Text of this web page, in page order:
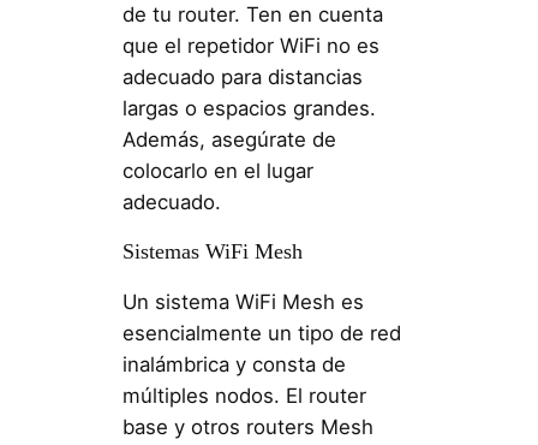
de tu router. Ten en cuenta
que el repetidor WiFi no es
adecuado para distancias
largas o espacios grandes.
Además, asegúrate de
colocarlo en el lugar
adecuado.
Sistemas WiFi Mesh
Un sistema WiFi Mesh es
esencialmente un tipo de red
inalámbrica y consta de
múltiples nodos. El router
base y otros routers Mesh